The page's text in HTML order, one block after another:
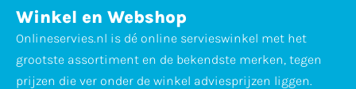
Winkel en Webshop
Onlineservies.nl is dé online servieswinkel met het
grootste assortiment en de bekendste merken, tegen
prijzen die ver onder de winkel adviesprijzen liggen.